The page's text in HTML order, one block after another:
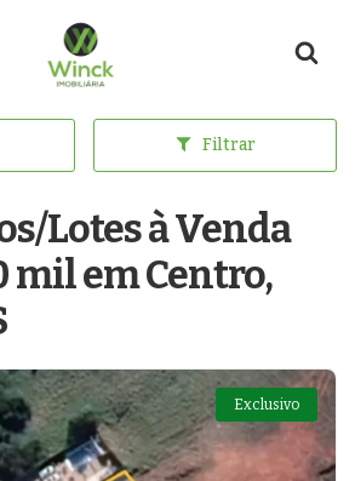
Página inicial
Filtrar
Lotes à Venda
mil em Centro,
Exclusivo